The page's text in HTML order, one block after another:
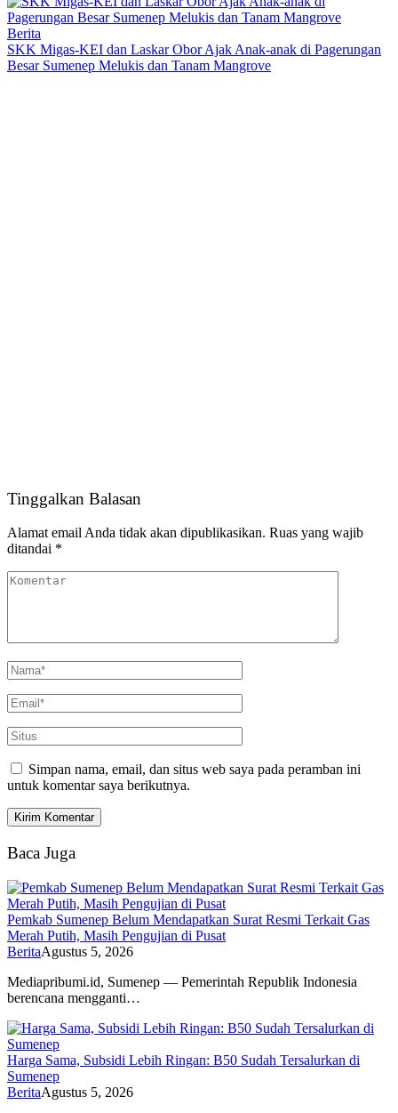
Berita
SKK Migas-KEI dan Laskar Obor Ajak Anak-anak di Pagerungan
Besar Sumenep Melukis dan Tanam Mangrove
Tinggalkan Balasan
Alamat email Anda tidak akan dipublikasikan. Ruas yang wajib
ditandai *
Simpan nama, email, dan situs web saya pada peramban ini
untuk komentar saya berikutnya.
Baca Juga
Pemkab Sumenep Belum Mendapatkan Surat Resmi Terkait Gas
Merah Putih, Masih Pengujian di Pusat
BeritaAgustus 5, 2026
Mediapribumi.id, Sumenep — Pemerintah Republik Indonesia
berencana mengganti…
Harga Sama, Subsidi Lebih Ringan: B50 Sudah Tersalurkan di
Sumenep
BeritaAgustus 5, 2026